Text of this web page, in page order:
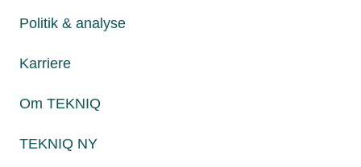
Politik & analyse
Karriere
Om TEKNIQ
TEKNIQ NY
Paul Bergsøes Vej 6, 2600 Glostrup